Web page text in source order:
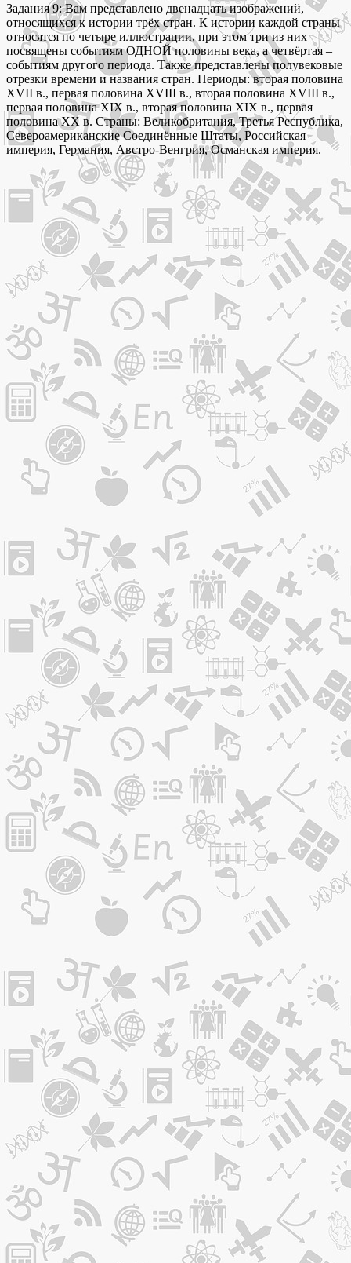
Задания 9: Вам представлено двенадцать изображений,
относящихся к истории трёх стран. К истории каждой страны
относятся по четыре иллюстрации, при этом три из них
посвящены событиям ОДНОЙ половины века, а четвёртая –
событиям другого периода. Также представлены полувековые
отрезки времени и названия стран. Периоды: вторая половина
XVII в., первая половина XVIII в., вторая половина XVIII в.,
первая половина XIX в., вторая половина XIX в., первая
половина XX в. Страны: Великобритания, Третья Республика,
Североамериканские Соединённые Штаты, Российская
империя, Германия, Австро-Венгрия, Османская империя.